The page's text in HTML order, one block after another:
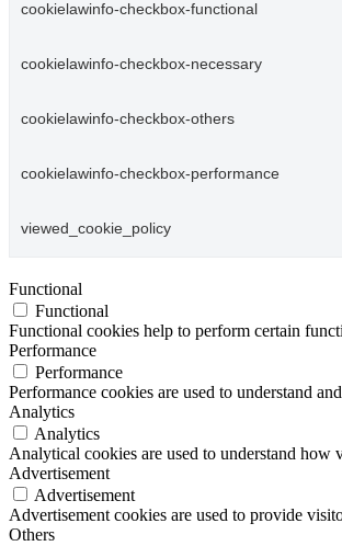
cookielawinfo-checkbox-functional
cookielawinfo-checkbox-necessary
cookielawinfo-checkbox-others
cookielawinfo-checkbox-performance
viewed_cookie_policy
Functional
Functional
Functional cookies help to perform certain
Performance
Performance
Performance cookies are used to understand
Analytics
Analytics
Analytical cookies are used to understand how
Advertisement
Advertisement
Advertisement cookies are used to provide
Others